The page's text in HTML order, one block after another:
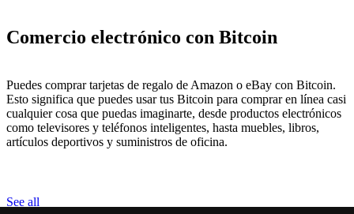
Comercio electrónico con Bitcoin
Puedes comprar tarjetas de regalo de Amazon o eBay con Bitcoin.
Esto significa que puedes usar tus Bitcoin para comprar en línea casi
cualquier cosa que puedas imaginarte, desde productos electrónicos
como televisores y teléfonos inteligentes, hasta muebles, libros,
artículos deportivos y suministros de oficina.